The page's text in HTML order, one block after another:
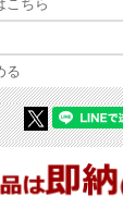
こちら
る